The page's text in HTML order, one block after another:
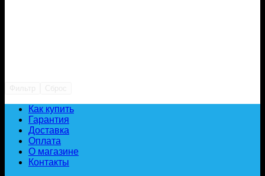
Как купить
Гарантия
Доставка
Оплата
О магазине
Контакты